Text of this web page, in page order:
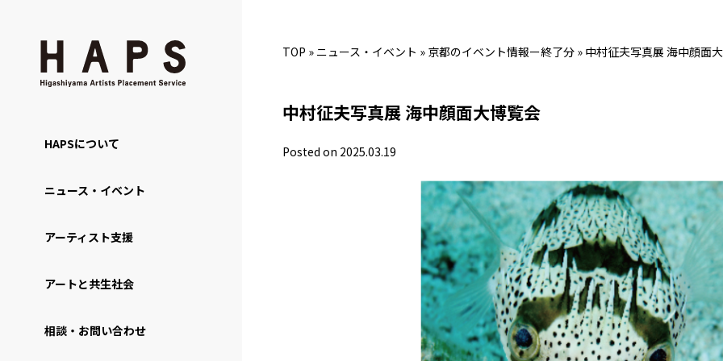
HAPSについて
ニュース・イベント
アーティスト支援
アートと共生社会
相談・お問い合わせ
TOP » ニュース・イベント » 京都のイベント情報ー終了分 » 中村征夫写真展 海中顔面
中村征夫写真展 海中顔面大博覧会
Posted on 2025.03.19